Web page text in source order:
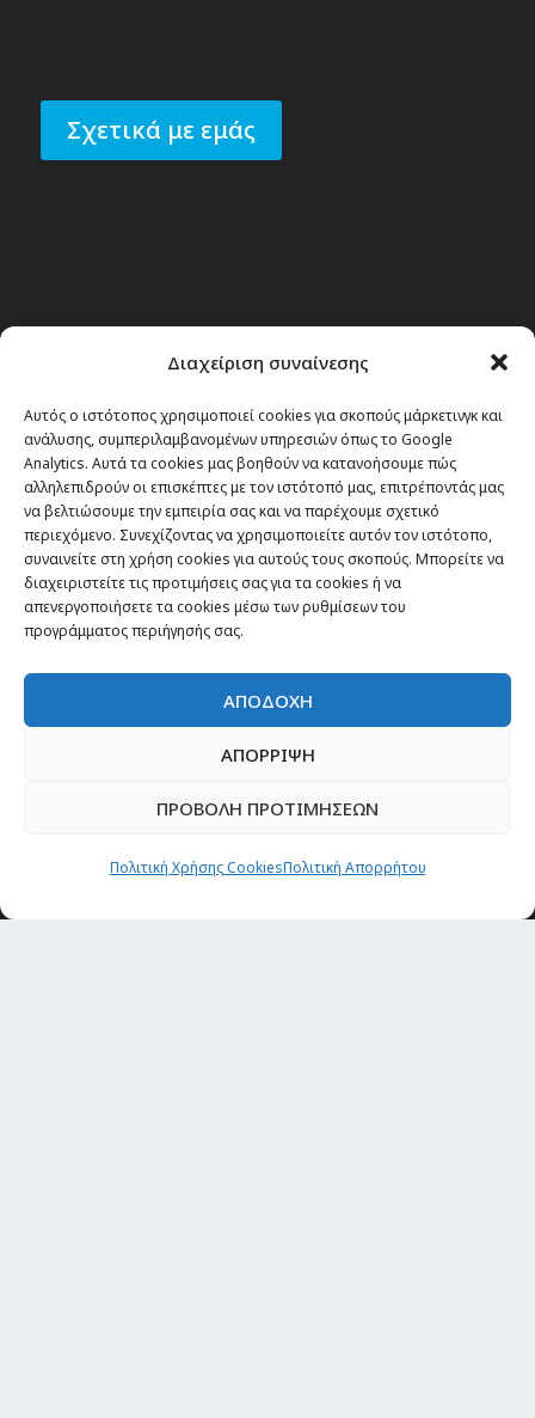
Διαχείριση συναίνεσης
Αυτός ο ιστότοπος χρησιμοποιεί cookies για σκοπούς μάρκετινγκ και
ανάλυσης, συμπεριλαμβανομένων υπηρεσιών όπως το Google
Analytics. Αυτά τα cookies μας βοηθούν να κατανοήσουμε πώς
αλληλεπιδρούν οι επισκέπτες με τον ιστότοπό μας, επιτρέποντάς μας
να βελτιώσουμε την εμπειρία σας και να παρέχουμε σχετικό
περιεχόμενο. Συνεχίζοντας να χρησιμοποιείτε αυτόν τον ιστότοπο,
συναινείτε στη χρήση cookies για αυτούς τους σκοπούς. Μπορείτε να
διαχειριστείτε τις προτιμήσεις σας για τα cookies ή να
απενεργοποιήσετε τα cookies μέσω των ρυθμίσεων του
προγράμματος περιήγησής σας.
ΑΠΟΔΟΧΗ
ΑΠΟΡΡΙΨΗ
ΠΡΟΒΟΛΗ ΠΡΟΤΙΜΗΣΕΩΝ
Πολιτική Χρήσης CookiesΠολιτική Απορρήτου
Σχετικά με εμάς